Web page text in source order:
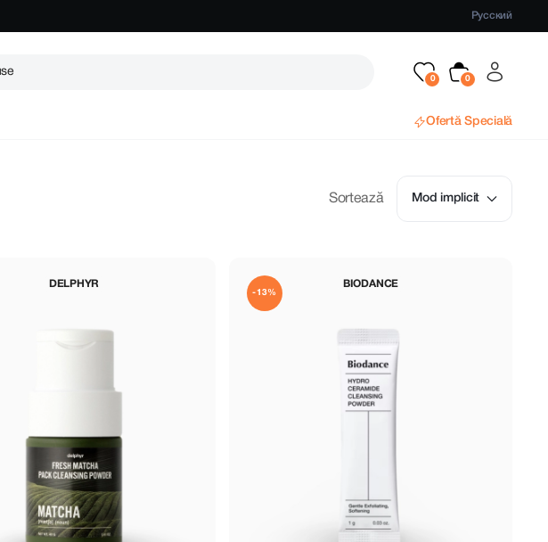
Русский
Ofertă Specială
Sortează Mod implicit
DELPHYR BIODANCE
-13%